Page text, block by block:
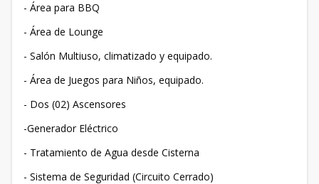
- Área para BBQ
- Área de Lounge
- Salón Multiuso, climatizado y equipado.
- Área de Juegos para Niños, equipado.
- Dos (02) Ascensores
-Generador Eléctrico
- Tratamiento de Agua desde Cisterna
- Sistema de Seguridad (Circuito Cerrado)